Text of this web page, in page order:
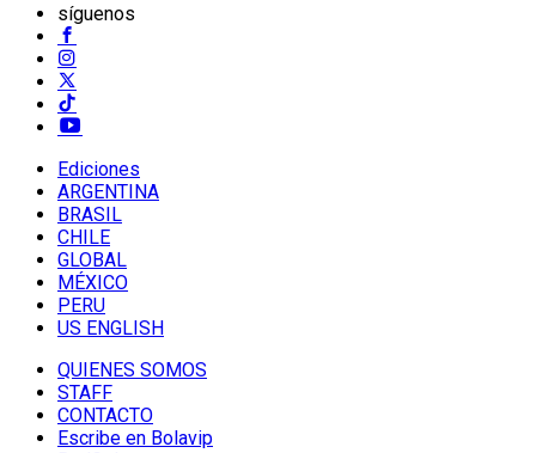
síguenos
Ediciones
ARGENTINA
BRASIL
CHILE
GLOBAL
MÉXICO
PERU
US ENGLISH
QUIENES SOMOS
STAFF
CONTACTO
Escribe en Bolavip